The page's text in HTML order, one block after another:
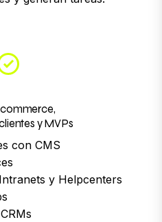
y MVPs
con CMS
y Helpcenters